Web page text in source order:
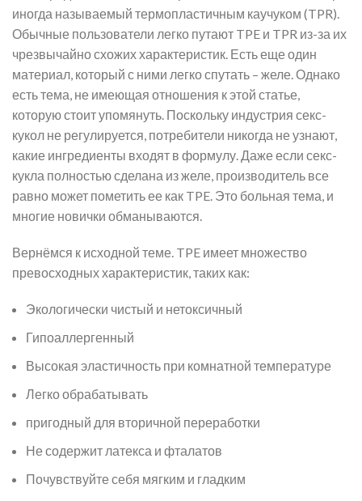
иногда называемый термопластичным каучуком (TPR).
Обычные пользователи легко путают TPE и TPR из-за их
чрезвычайно схожих характеристик. Есть еще один
материал, который с ними легко спутать – желе. Однако
есть тема, не имеющая отношения к этой статье,
которую стоит упомянуть. Поскольку индустрия секс-
кукол не регулируется, потребители никогда не узнают,
какие ингредиенты входят в формулу. Даже если секс-
кукла полностью сделана из желе, производитель все
равно может пометить ее как TPE. Это больная тема, и
многие новички обманываются.
Вернёмся к исходной теме. TPE имеет множество
превосходных характеристик, таких как:
Экологически чистый и нетоксичный
Гипоаллергенный
Высокая эластичность при комнатной температуре
Легко обрабатывать
пригодный для вторичной переработки
Не содержит латекса и фталатов
Почувствуйте себя мягким и гладким